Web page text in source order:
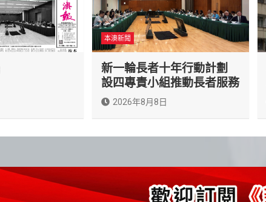
本澳新聞
新一輪長者十年行動計劃
設四專責小組推動長者服務
2026年8月8日